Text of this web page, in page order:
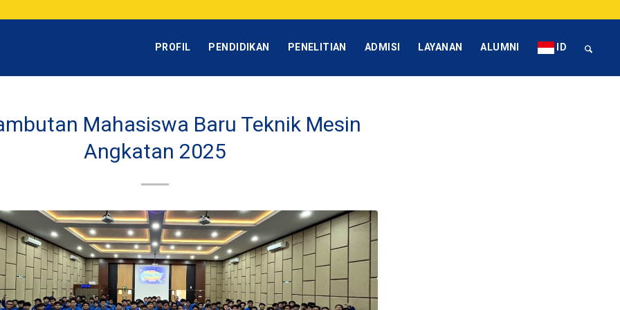
PROFIL PENDIDIKAN PENELITIAN ADMISI LAYANAN ALUMNI ID
Mahasiswa Baru Teknik Mesin
Angkatan 2025